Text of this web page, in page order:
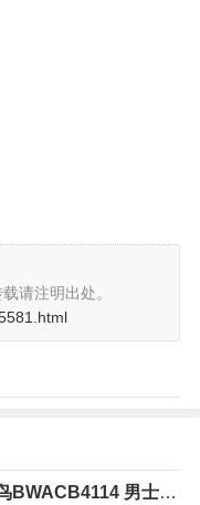
请注明出处。
BWACB4114 男士空